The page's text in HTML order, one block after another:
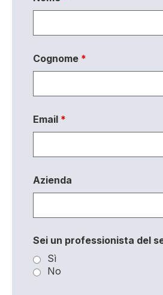
Cognome *
Email *
Azienda
Sei un professionista del
Sì
No